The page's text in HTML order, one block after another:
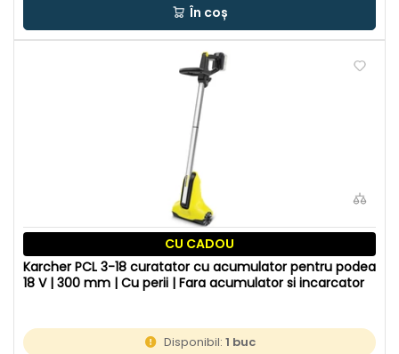
În coș
CU CADOU
Karcher PCL 3-18 curatator cu acumulator pentru podea
18 V | 300 mm | Cu perii | Fara acumulator si incarcator
Disponibil:1 buc